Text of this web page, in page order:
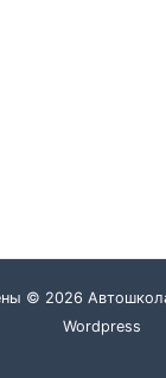
© 2026
Wordpress